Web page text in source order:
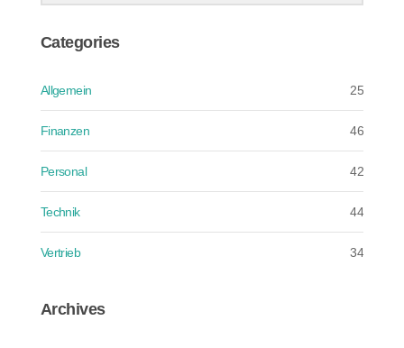
Categories
Allgemein 25
Finanzen 46
Personal 42
Technik 44
Vertrieb 34
Archives